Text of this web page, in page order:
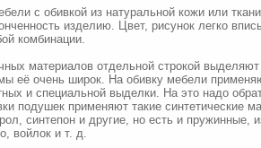
с обивкой из натуральной кожи или
изделию. Цвет, рисунок легко
комбинации.
материалов отдельной строкой
её очень широк. На обивку мебели
и специальной выделки. На это надо
подушек применяют такие синтетические
синтепон и другие, но есть и пружинные,
войлок и т. д.